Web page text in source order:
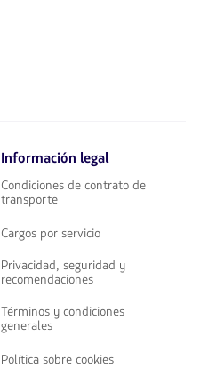
Información legal
Condiciones de contrato de
transporte
Cargos por servicio
Privacidad, seguridad y
recomendaciones
Términos y condiciones
generales
Política sobre cookies